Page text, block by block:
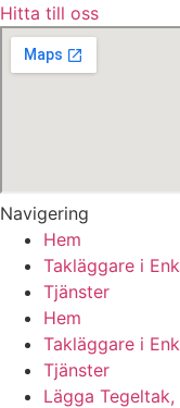
Hitta till oss
Navigering
Hem
Takläggare i
Tjänster
Hem
Takläggare i
Tjänster
Lägga